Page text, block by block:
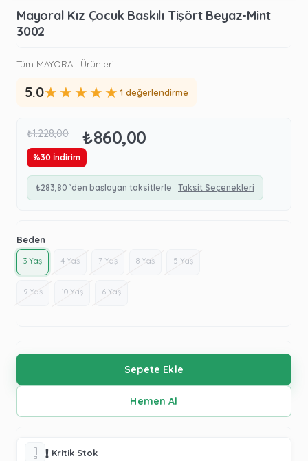
Mayoral Kız Çocuk Baskılı Tişört Beyaz-Mint
3002
Tüm MAYORAL Ürünleri
5.0★★★★★ 1 değerlendirme
₺1.228,00 ₺860,00
%30 İndirim
₺283,80 `den başlayan taksitlerle Taksit Seçenekleri
Beden
3 Yaş 4 Yaş 7 Yaş 8 Yaş 5 Yaş
9 Yaş 10 Yaş 6 Yaş
Kritik Stok